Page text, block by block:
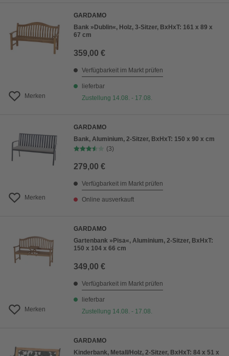
Bewertung
Merken
GARDAMO
Bank »Dublin«, Holz, 3-Sitzer, BxHxT: 161 x 89 x
67 cm
359,00 €
Verfügbarkeit im Markt prüfen
lieferbar
Zustellung 14.08. - 17.08.
Merken
GARDAMO
Bank, Aluminium, 2-Sitzer, BxHxT: 150 x 90 x cm
(3)
279,00 €
Verfügbarkeit im Markt prüfen
Online ausverkauft
Merken
GARDAMO
Gartenbank »Pisa«, Aluminium, 2-Sitzer, BxHxT:
150 x 104 x 66 cm
349,00 €
Verfügbarkeit im Markt prüfen
lieferbar
Zustellung 14.08. - 17.08.
GARDAMO
Kinderbank, Metall/Holz, 2-Sitzer, BxHxT: 84 x 51 x